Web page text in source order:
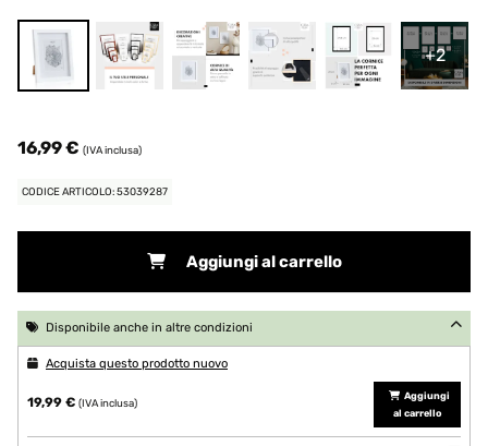
+2
16,99 € (IVA inclusa)
CODICE ARTICOLO: 53039287
Aggiungi al carrello
Disponibile anche in altre condizioni
Acquista questo prodotto nuovo
19,99 € (IVA inclusa)
Aggiungi
al carrello